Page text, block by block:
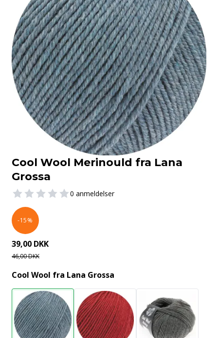
Cool Wool Merinould fra Lana
Grossa
0 anmeldelser
-15%
39,00 DKK
46,00 DKK
Cool Wool fra Lana Grossa